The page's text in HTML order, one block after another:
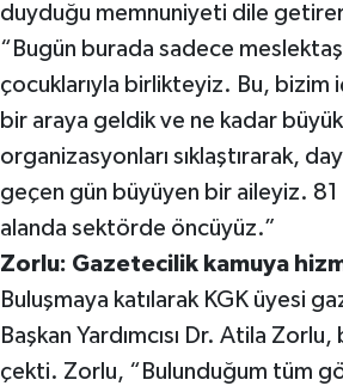
duyduğu memnuniyeti dile
“Bugün burada sadece
çocuklarıyla birlikteyiz. Bu, bizim
bir araya geldik ve ne kadar
organizasyonları sıklaştırarak,
geçen gün büyüyen bir aileyiz.
alanda sektörde öncüyüz.”
Zorlu: Gazetecilik kamuya
Buluşmaya katılarak KGK üyesi
Başkan Yardımcısı Dr. Atila
çekti. Zorlu, “Bulunduğum tüm